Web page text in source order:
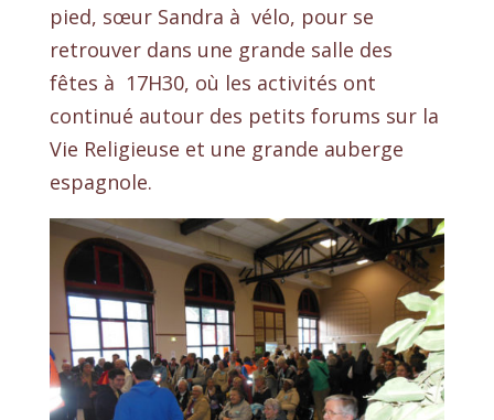
pied, sœur Sandra à vélo, pour se
retrouver dans une grande salle des
fêtes à 17H30, où les activités ont
continué autour des petits forums sur la
Vie Religieuse et une grande auberge
espagnole.